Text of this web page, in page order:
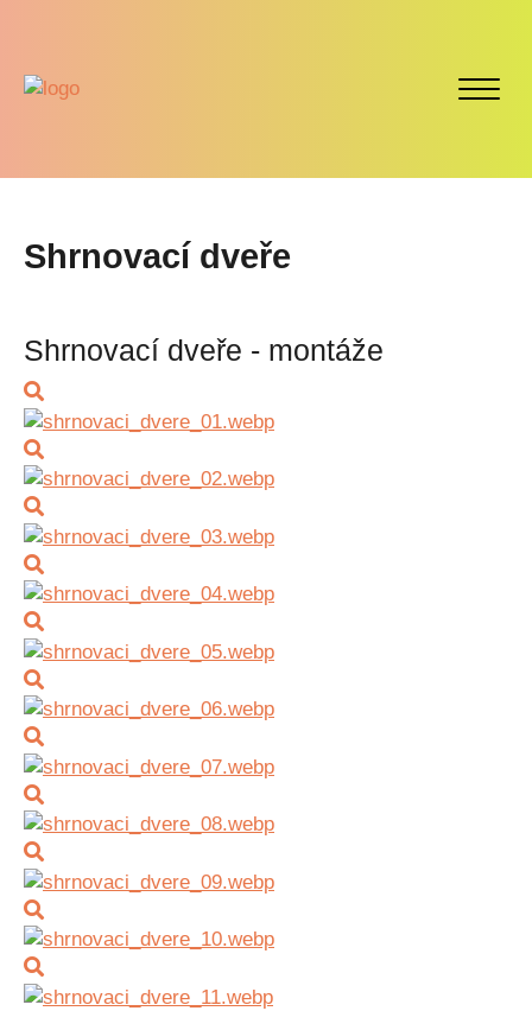
Shrnovací dveře
Shrnovací dveře - montáže